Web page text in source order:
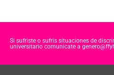
Si sufriste o sufris situaciones de
universitario comunicate a